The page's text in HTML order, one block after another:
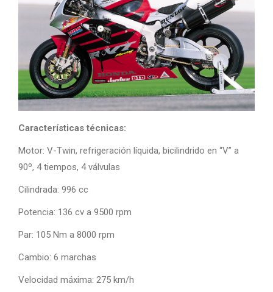
Características técnicas:
Motor: V-Twin, refrigeración líquida, bicilindrido en “V” a
90º, 4 tiempos, 4 válvulas
Cilindrada: 996 cc
Potencia: 136 cv a 9500 rpm
Par: 105 Nm a 8000 rpm
Cambio: 6 marchas
Velocidad máxima: 275 km/h